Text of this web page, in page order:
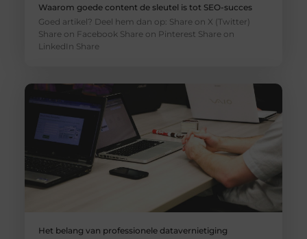
Waarom goede content de sleutel is tot SEO-succes
Goed artikel? Deel hem dan op: Share on X (Twitter)
Share on Facebook Share on Pinterest Share on
LinkedIn Share
Het belang van professionele datavernietiging